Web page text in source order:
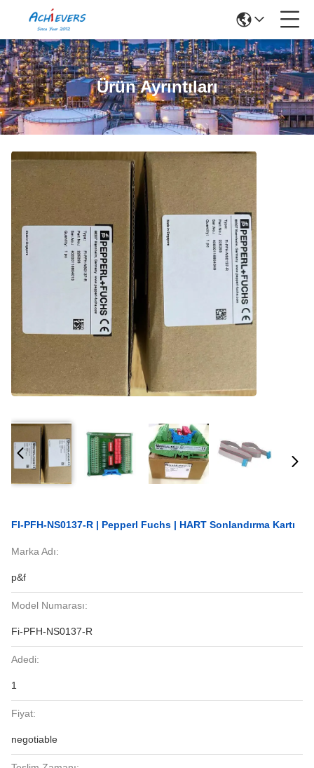
Ürün Ayrıntıları
FI-PFH-NS0137-R | Pepperl Fuchs | HART Sonlandırma Kartı
Marka Adı:
p&f
Model Numarası:
Fi-PFH-NS0137-R
Adedi:
1
Fiyat:
negotiable